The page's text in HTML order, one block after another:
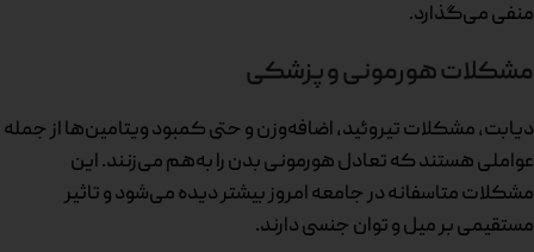
منفی می‌گذارد.
مشکلات هورمونی و پزشکی
دیابت، مشکلات تیروئید، اضافه‌وزن و حتی کمبود ویتامین‌ها از جمله
عواملی هستند که تعادل هورمونی بدن را به‌هم می‌زنند. این
مشکلات متاسفانه در جامعه امروز بیشتر دیده می‌شود و تاثیر
مستقیمی بر میل و توان جنسی دارند.